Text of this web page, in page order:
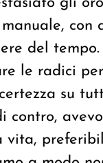
del
le radici
su
contro,
vita,